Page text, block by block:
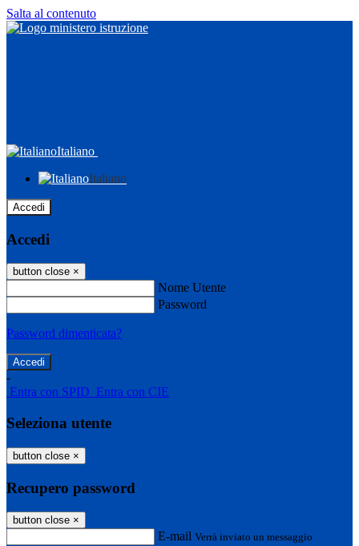
Salta al contenuto
Italiano
Italiano
Accedi
Accedi
button close ×
Nome Utente
Password
Password dimenticata?
-
Entra con SPID Entra con CIE
Seleziona utente
button close ×
Recupero password
button close ×
E-mail Verrà inviato un messaggio